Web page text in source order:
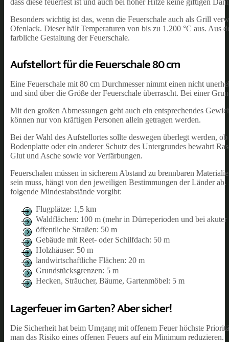
Besonders wichtig ist das, wenn die Feuerschale auch als Grill
Ofenlack. Dieser hält Temperaturen von bis zu 1.200 °C aus. Aus
farbliche Gestaltung der Feuerschale.
Aufstellort für die Feuerschale 80 cm
Eine Feuerschale mit 80 cm Durchmesser nimmt einen nicht
und sind über die Größe der Feuerschale überrascht. Bei einer
Mit den großen Abmessungen geht auch ein entsprechendes
können nur von kräftigen Personen allein getragen werden.
Bei der Wahl des Aufstellortes sollte deswegen überlegt werden,
Bodenplatte oder ein anderer Schutz des Untergrundes bewahrt
Glut und Asche sowie vor Verfärbungen.
Feuerschalen müssen in sicherem Abstand zu brennbaren
sein muss, hängt von den jeweiligen Bestimmungen der Länder
folgende Mindestabstände vorgibt:
Flugplätze: 1,5 km
Waldflächen: 100 m (mehr in Dürreperioden und bei
öffentliche Straßen: 50 m
Gebäude mit Reet- oder Schilfdach: 50 m
Holzhäuser: 50 m
landwirtschaftliche Flächen: 20 m
Grundstücksgrenzen: 5 m
Hecken, Sträucher, Bäume, Gartenmöbel: 5 m
Lagerfeuer im Garten? Aber sicher!
Die Sicherheit hat beim Umgang mit offenem Feuer höchste
man das Risiko eines offenen Feuers auf ein Minimum reduzieren.